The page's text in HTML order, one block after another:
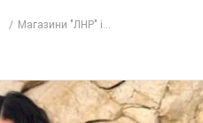
Магазини "ЛНР" і...